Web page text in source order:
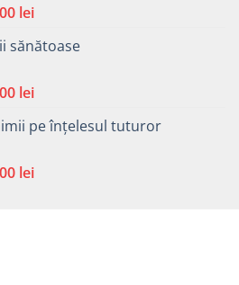
lei.
leiPrețul
este:
sănătoase
lei.
leiPrețul
este:
pe înțelesul tuturor
leiPrețul